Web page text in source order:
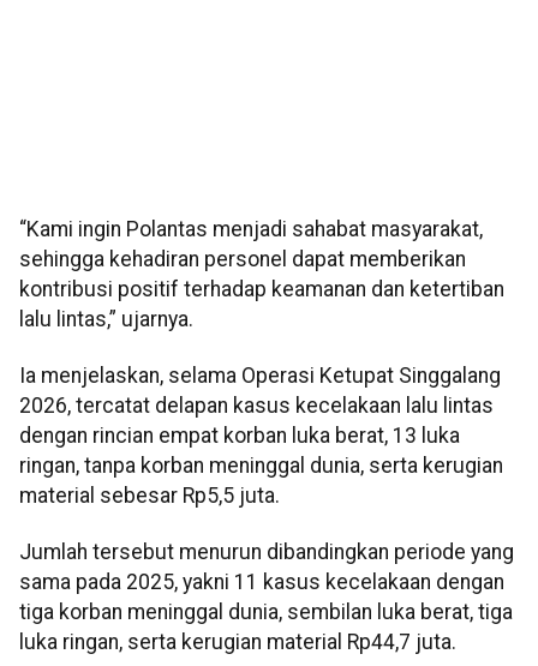
“Kami ingin Polantas menjadi sahabat masyarakat,
sehingga kehadiran personel dapat memberikan
kontribusi positif terhadap keamanan dan ketertiban
lalu lintas,” ujarnya.
Ia menjelaskan, selama Operasi Ketupat Singgalang
2026, tercatat delapan kasus kecelakaan lalu lintas
dengan rincian empat korban luka berat, 13 luka
ringan, tanpa korban meninggal dunia, serta kerugian
material sebesar Rp5,5 juta.
Jumlah tersebut menurun dibandingkan periode yang
sama pada 2025, yakni 11 kasus kecelakaan dengan
tiga korban meninggal dunia, sembilan luka berat, tiga
luka ringan, serta kerugian material Rp44,7 juta.